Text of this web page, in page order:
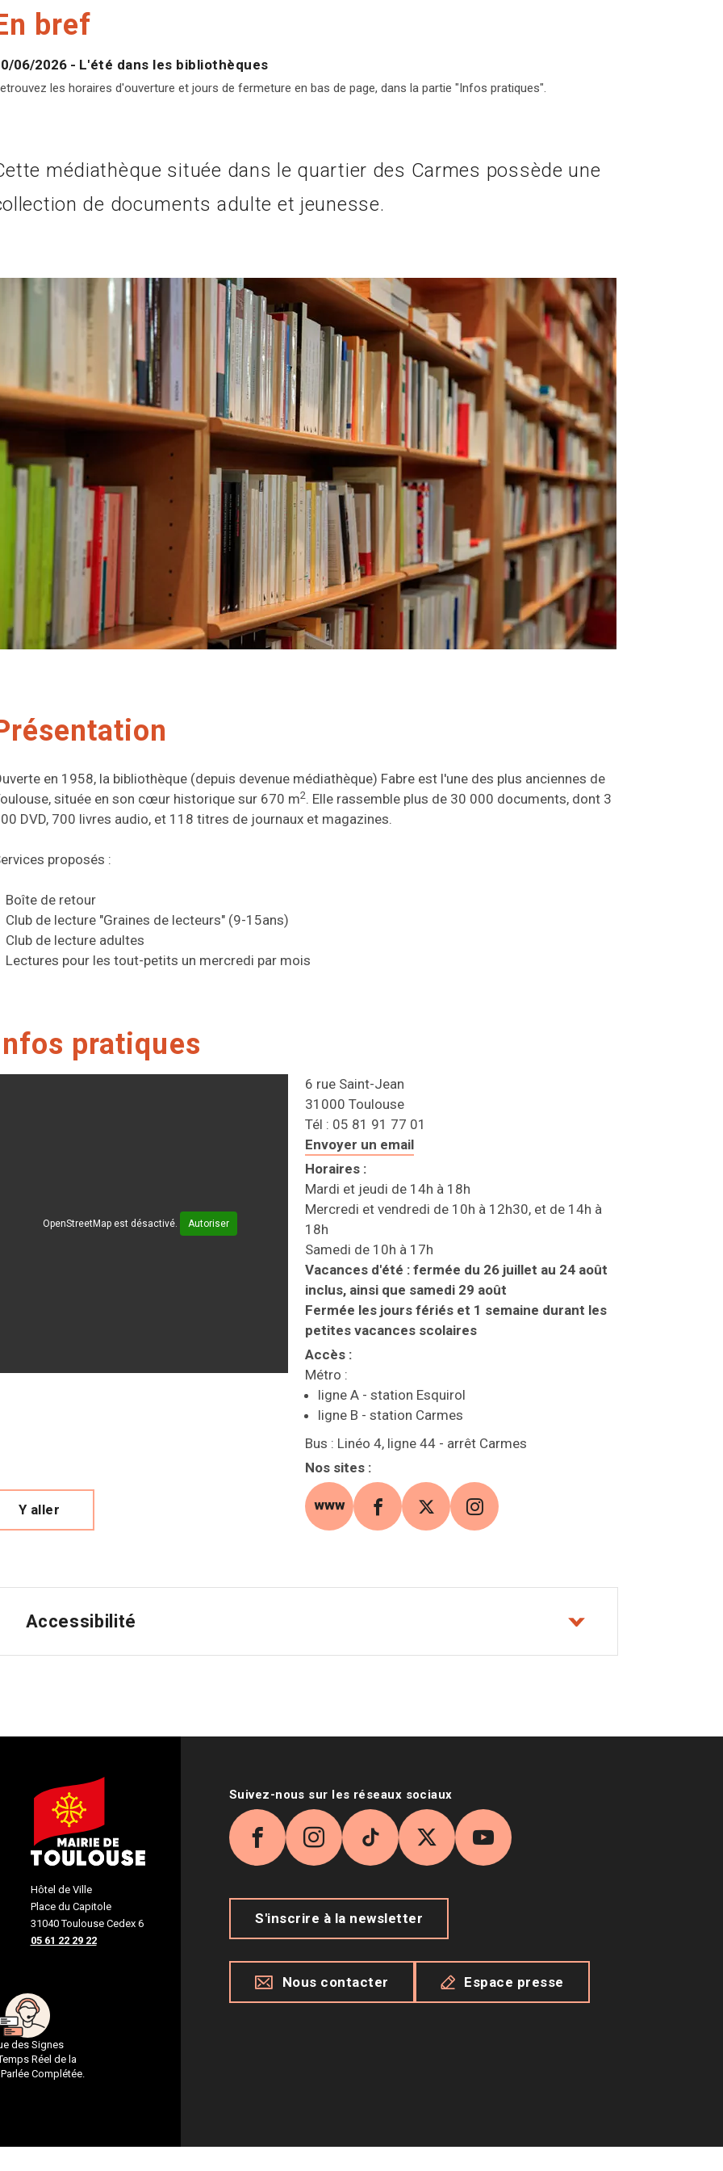
bref
06/2026- L'été dans les bibliothèques
les horaires d'ouverture et jours de fermeture en bas de page, dans la partie "Infos pratiques".
médiathèque située dans le quartier des Carmes possède une
de documents adulte et jeunesse.
en 1958, la bibliothèque (depuis devenue médiathèque) Fabre est l'une des plus anciennes de
située en son cœur historique sur 670 m2. Elle rassemble plus de 30 000 documents, dont 3
DVD, 700 livres audio, et 118 titres de journaux et magazines.
proposés :
Boîte de retour
Club de lecture "Graines de lecteurs" (9-15ans)
Club de lecture adultes
Lectures pour les tout-petits un mercredi par mois
pratiques
OpenStreetMap est désactivé. Autoriser
Y aller
6 rue Saint-Jean
31000 Toulouse
Tél : 05 81 91 77 01
Envoyer un email
Horaires :
Mardi et jeudi de 14h à 18h
Mercredi et vendredi de 10h à 12h30, et de 14h à
18h
Samedi de 10h à 17h
Vacances d'été : fermée du 26 juillet au 24 août
inclus, ainsi que samedi 29 août
Fermée les jours fériés et 1 semaine durant les
petites vacances scolaires
Accès :
Métro :
ligne A - station Esquirol
ligne B - station Carmes
Bus : Linéo 4, ligne 44 - arrêt Carmes
Nos sites :
site web (s'ouvre dans une nouvelle fenêtre)
Facebook (s'ouvre dans une nouvelle fenêtre)
X (s'ouvre dans une nouvelle fenêtre)
Instagram (s'ouvre dans une
Accessibilité
Hôtel de Ville
Place du Capitole
31040 Toulouse Cedex 6
05 61 22 29 22
des Signes
Réel de la
Complétée.
Suivez-nous sur les réseaux sociaux
FacebookInstagram
TikTokX YouTube
S'inscrire à la newsletter
Nous contacter Espace presse